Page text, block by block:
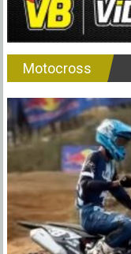
Motocross